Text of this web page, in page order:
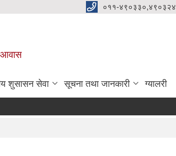
०११-४९०३३०,४९०३२४
आवास
शुसासन सेवा सूचना तथा जानकारी ग्यालरी